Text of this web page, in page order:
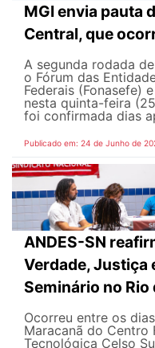
MGI envia pauta
Central, que
A segunda rodada
o Fórum das
Federais (Fonasefe)
nesta quinta-feira
foi confirmada dias
Publicado em: 24 de Junho de
ANDES-SN
Verdade, Justiça
Seminário no Rio
Ocorreu entre os
Maracanã do Centro
Tecnológica Celso